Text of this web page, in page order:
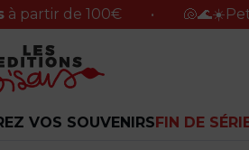
100€ • 🐚🌊☀️Petite pause
VOS SOUVENIRSFIN DE